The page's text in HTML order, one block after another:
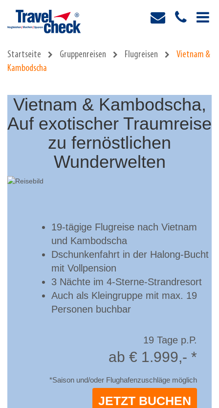
Startseite Gruppenreisen Flugreisen
Vietnam &
Kambodscha
Vietnam & Kambodscha,
Auf exotischer Traumreise
zu fernöstlichen
Wunderwelten
19-tägige Flugreise nach Vietnam
und Kambodscha
Dschunkenfahrt in der ­Halong-Bucht
mit Vollpension
3 Nächte im 4-Sterne-­Strandresort
Auch als Kleingruppe mit max. 19
Personen buchbar
19 Tage p.P.
ab € 1.999,- *
*Saison und/oder Flughafenzuschläge möglich
JETZT BUCHEN